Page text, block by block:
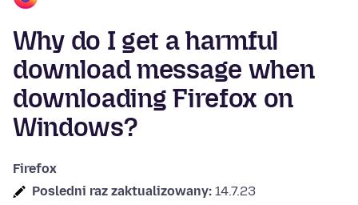
Why do I get a harmful
download message when
downloading Firefox on
Windows?
Firefox
Posledni raz zaktualizowany: 14.7.23